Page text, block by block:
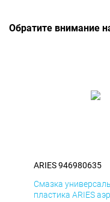
Обратите внимание
ARIES 946980635
Смазка
пластика ARIES